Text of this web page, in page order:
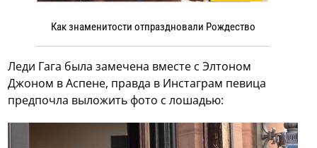
Как знаменитости отпраздновали Рождество
Леди Гага была замечена вместе с Элтоном
Джоном в Аспене, правда в Инстаграм певица
предпочла выложить фото с лошадью: